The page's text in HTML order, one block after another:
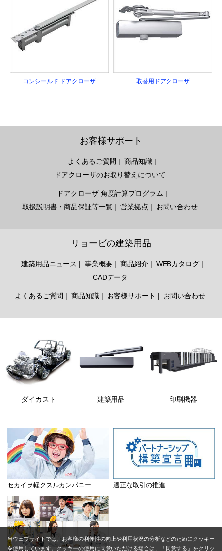
当ウェブサイトでは、お客様の利便性の向上や利用状況の分析などのためにクッキー
を使用しています。クッキーの使用に同意いただける場合は、「同意する」をクリッ
コンシールド ドアクローザ 取替用ドアクローザ
お客様サポート
よくあるご質問
商品知識
ドアクローザのお取り替えについて
ドアクローザ 角度計算プログラム
取扱説明書・商品保証等一覧
営業拠点 お問い合わせ
リョービの建築用品
建築用品ニュース 事業概要 商品紹介
WEBカタログ
CADデータ
よくあるご質問 商品知識 お客様サポート お問い合わせ
ダイカスト 建築用品 印刷機器
セカイヲ軽クスルカンパニー 適正な取引の推進